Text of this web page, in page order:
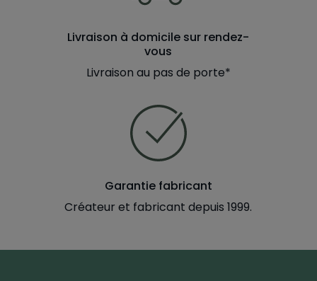
Livraison à domicile sur rendez-
vous
Livraison au pas de porte*
Garantie fabricant
Créateur et fabricant depuis 1999.